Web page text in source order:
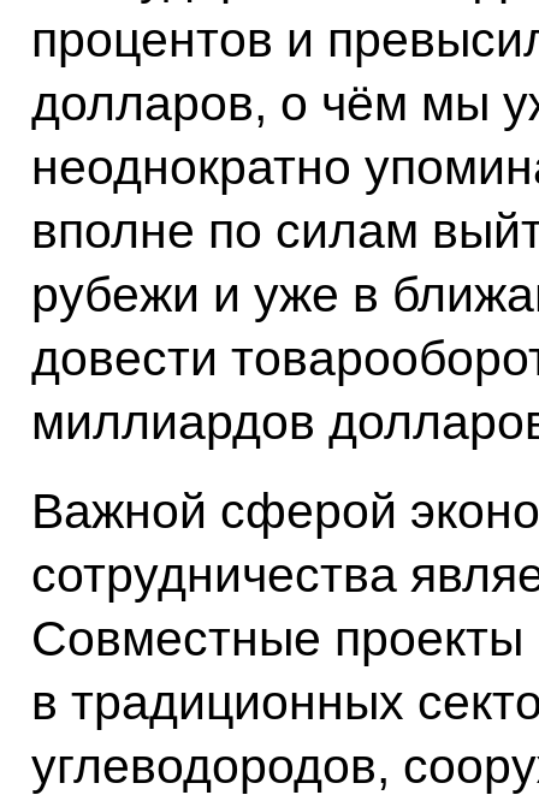
процентов и
долларов, о чём мы
неоднократно
вполне по силам
рубежи и уже в
довести
миллиардов
Важной сферой
сотрудничества
Совместные проекты
в традиционных
углеводородов,